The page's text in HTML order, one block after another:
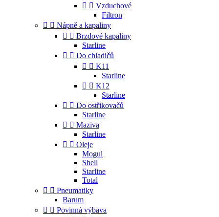
  Vzduchové
Filtron
  Nápně a kapaliny
  Brzdové kapaliny
Starline
  Do chladičů
  K11
Starline
  K12
Starline
  Do ostřikovačů
Starline
  Maziva
Starline
  Oleje
Mogul
Shell
Starline
Total
  Pneumatiky
Barum
  Povinná výbava